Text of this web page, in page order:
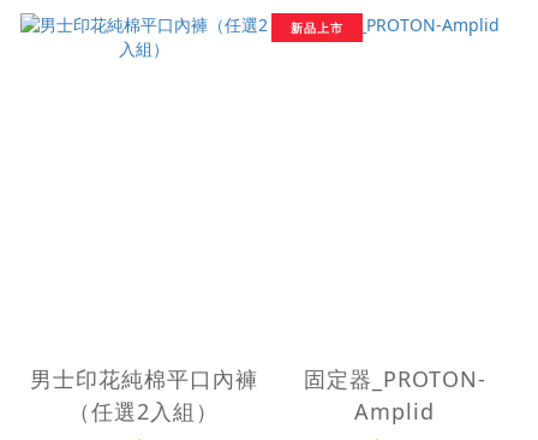
男士印花純棉平口內褲
（任選2入組）
新品上市
固定器_PROTON-
Amplid